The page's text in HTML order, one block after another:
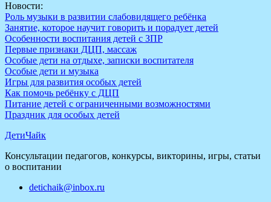
Новости:
Роль музыки в развитии слабовидящего ребёнка
Занятие, которое научит говорить и порадует детей
Особенности воспитания детей с ЗПР
Первые признаки ДЦП, массаж
Особые дети на отдыхе, записки воспитателя
Особые дети и музыка
Игры для развития особых детей
Как помочь ребёнку с ДЦП
Питание детей с ограниченными возможностями
Праздник для особых детей
ДетиЧайк
Консультации педагогов, конкурсы, викторины, игры, статьи
о воспитании
detichaik@inbox.ru